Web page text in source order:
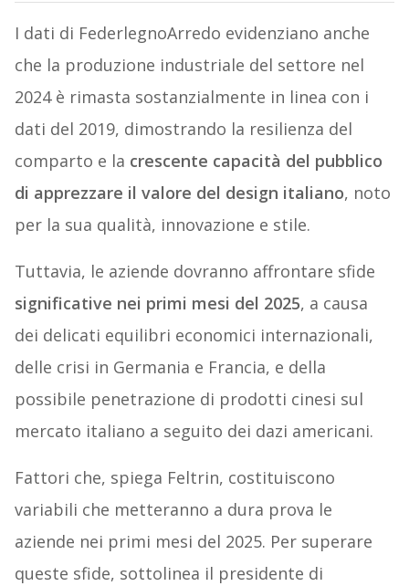
I dati di FederlegnoArredo evidenziano anche
che la produzione industriale del settore nel
2024 è rimasta sostanzialmente in linea con i
dati del 2019, dimostrando la resilienza del
comparto e la crescente capacità del pubblico
di apprezzare il valore del design italiano, noto
per la sua qualità, innovazione e stile.
Tuttavia, le aziende dovranno affrontare sfide
significative nei primi mesi del 2025, a causa
dei delicati equilibri economici internazionali,
delle crisi in Germania e Francia, e della
possibile penetrazione di prodotti cinesi sul
mercato italiano a seguito dei dazi americani.
Fattori che, spiega Feltrin, costituiscono
variabili che metteranno a dura prova le
aziende nei primi mesi del 2025. Per superare
queste sfide, sottolinea il presidente di